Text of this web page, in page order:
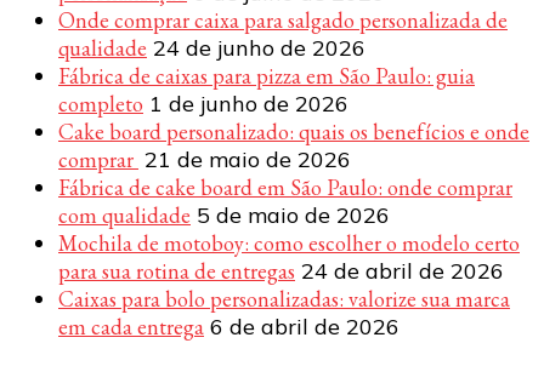
Onde comprar caixa para salgado personalizada de
qualidade 24 de junho de 2026
Fábrica de caixas para pizza em São Paulo: guia
completo 1 de junho de 2026
Cake board personalizado: quais os benefícios e onde
comprar 21 de maio de 2026
Fábrica de cake board em São Paulo: onde comprar
com qualidade 5 de maio de 2026
Mochila de motoboy: como escolher o modelo certo
para sua rotina de entregas 24 de abril de 2026
Caixas para bolo personalizadas: valorize sua marca
em cada entrega 6 de abril de 2026